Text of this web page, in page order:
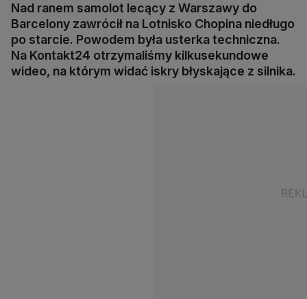
Nad ranem samolot lecący z Warszawy do
Barcelony zawrócił na Lotnisko Chopina niedługo
po starcie. Powodem była usterka techniczna.
Na Kontakt24 otrzymaliśmy kilkusekundowe
wideo, na którym widać iskry błyskające z silnika.